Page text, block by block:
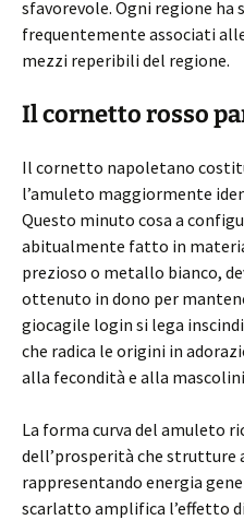
sfavorevole. Ogni regione
frequentemente associati
mezzi reperibili del regione.
Il cornetto rosso
Il cornetto napoletano
l’amuleto maggiormente
Questo minuto cosa a
abitualmente fatto in
prezioso o metallo bianco,
ottenuto in dono per
giocagile login si lega
che radica le origini in
alla fecondità e alla
La forma curva del amuleto
dell’prosperità che
rappresentando energia
scarlatto amplifica l’effetto